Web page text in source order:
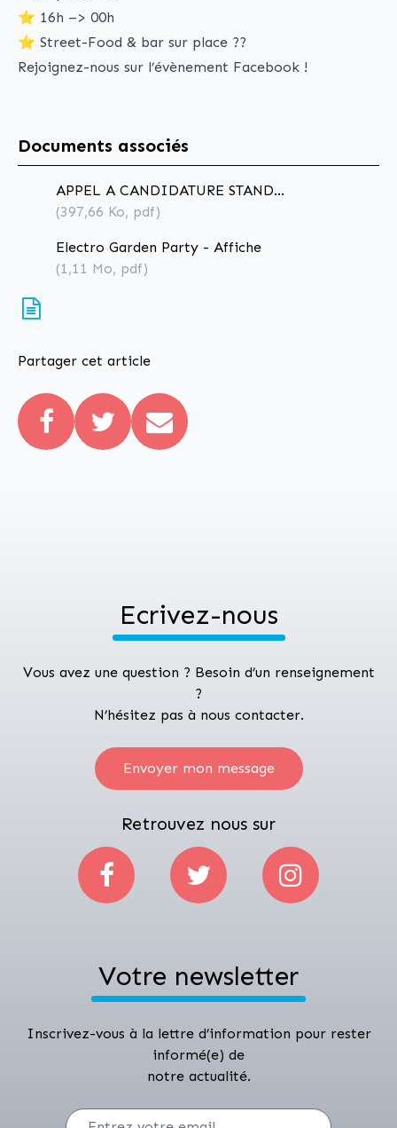
⭐️ 16h –> 00h
⭐️ Street-Food & bar sur place ??
Rejoignez-nous sur l’évènement Facebook !
Documents associés
APPEL A CANDIDATURE STAND
RESTAURATION
(397,66 Ko, pdf)
Electro Garden Party - Affiche
(1,11 Mo, pdf)
Partager cet article
Ecrivez-nous
Vous avez une question ? Besoin d’un renseignement
?
N’hésitez pas à nous contacter.
Envoyer mon message
Retrouvez nous sur
Votre newsletter
Inscrivez-vous à la lettre d’information pour rester
informé(e) de
notre actualité.